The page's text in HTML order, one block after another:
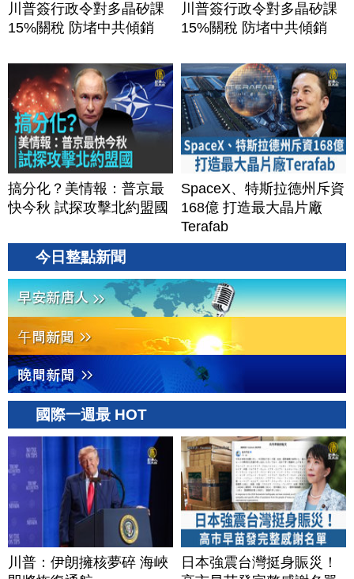
川普簽行政令對多晶矽課
15%關稅 防堵中共傾銷
川普簽行政令對多晶矽課
15%關稅 防堵中共傾銷
搞分化？美情報：普京最
快今秋 試探攻擊北約盟國
SpaceX、特斯拉德州斥資
168億 打造最大晶片廠
Terafab
今日整點新聞
國際一週最 HOT
川普：伊朗擁核夢碎 海峽
日本強震台灣挺身賑災！